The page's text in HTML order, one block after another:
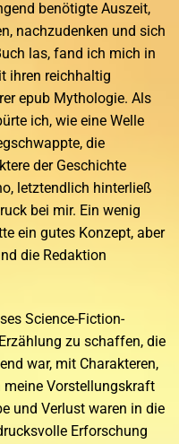
benötigte Auszeit,
nachzudenken und sich
las, fand ich mich in
ihren reichhaltig
epub Mythologie. Als
ich, wie eine Welle
die
der Geschichte
letztendlich hinterließ
bei mir. Ein wenig
ein gutes Konzept, aber
die Redaktion
Science-Fiction-
zu schaffen, die
war, mit Charakteren,
meine Vorstellungskraft
und Verlust waren in die
Erforschung